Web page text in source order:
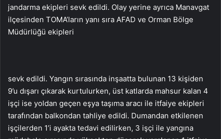
jandarma ekipleri sevk edildi. Olay yerine ayrıca Manavgat
ilçesinden TOMA’ların yanı sıra AFAD ve Orman Bölge
Müdürlüğü ekipleri
sevk edildi. Yangın sırasında inşaatta bulunan 13 kişiden
9’u dışarı çıkarak kurtulurken, üst katlarda mahsur kalan 4
işçi ise yoldan geçen eşya taşıma aracı ile itfaiye ekipleri
tarafından balkondan tahliye edildi. Dumandan etkilenen
işçilerden 1’i ayakta tedavi edilirken, 3 işçi ile yangına